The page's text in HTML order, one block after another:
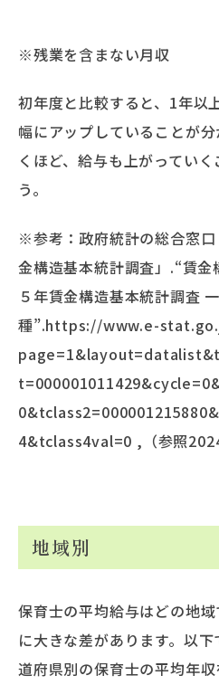
※残業を含まない月収
初年度と比較すると、1年以
幅にアップしていることが
くほど、給与も上がってい
う。
※参考：政府統計の総合窓
金構造基本統計調査」.“賃
５年賃金構造基本統計調査
種”.https://www.e-
4&tclass4val=0 ,（参照
地域別
保育士の平均給与はどの地
に大きな差があります。以
道府県別の保育士の平均年収